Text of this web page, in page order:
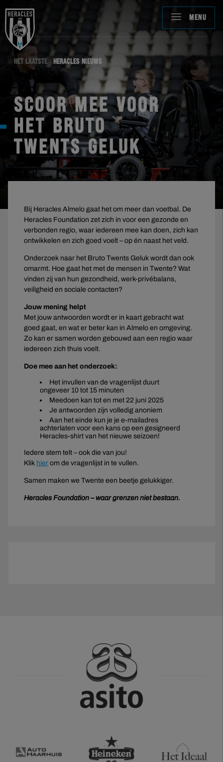
MENU
HET LAATSTE HERACLES NIEUWS
SCOOR MEE VOOR
HET BRUTO
TWENTS GELUK
Bij Heracles Almelo gaat het om meer dan voetbal. De
Heracles Foundation zet zich in voor een gezonde en
verbonden regio, waar iedereen mee kan doen, zich kan
ontwikkelen en zich goed voelt – op én naast het veld.
Onderzoek naar het Bruto Twents Geluk wordt dan ook
omarmt. Hoe gaat het met de mensen in Twente? Wat
vinden zij van hun gezondheid, werk-privébalans,
veiligheid en sociale contacten?
Jouw mening helpt
Met jouw antwoorden wordt er in kaart gebracht wat
goed gaat, en wat er beter kan in Almelo en omgeving.
Zo kan er samen worden gebouwd aan een regio waar
iedereen zich thuis voelt.
Doe mee aan het onderzoek:
Het invullen van de vragenlijst duurt
ongeveer 10 tot 15 minuten
Meedoen kan tot en met 22 juni 2025
Je antwoorden zijn volledig anoniem
Aan het einde kun je je e-mailadres
achterlaten voor een kans op een gesigneerd
Heracles-shirt van het nieuwe seizoen!
Iedere stem telt – ook die van jou!
Klik hier om de vragenlijst in te vullen.
Samen maken we Twente een beetje gelukkiger.
Heracles Foundation – waar grenzen niet bestaan.